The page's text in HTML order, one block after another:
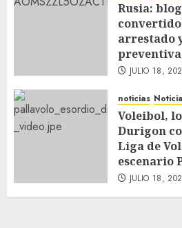
Rusia:
arrestado
preventiva
JULIO 18,
noticias
Voleibol,
Durigon
Liga de
escenario
JULIO 18,